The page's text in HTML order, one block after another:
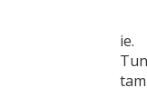
ie.